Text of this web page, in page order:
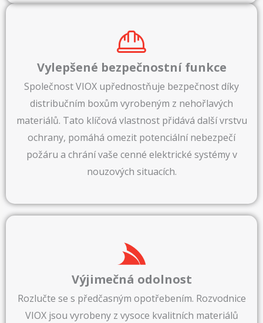
Vylepšené bezpečnostní funkce
Společnost VIOX upřednostňuje bezpečnost díky
distribučním boxům vyrobeným z nehořlavých
materiálů. Tato klíčová vlastnost přidává další vrstvu
ochrany, pomáhá omezit potenciální nebezpečí
požáru a chrání vaše cenné elektrické systémy v
nouzových situacích.
Výjimečná odolnost
Rozlučte se s předčasným opotřebením. Rozvodnice
VIOX jsou vyrobeny z vysoce kvalitních materiálů